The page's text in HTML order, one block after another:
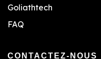
Goliathtech
FAQ
CONTACTEZ-NOUS